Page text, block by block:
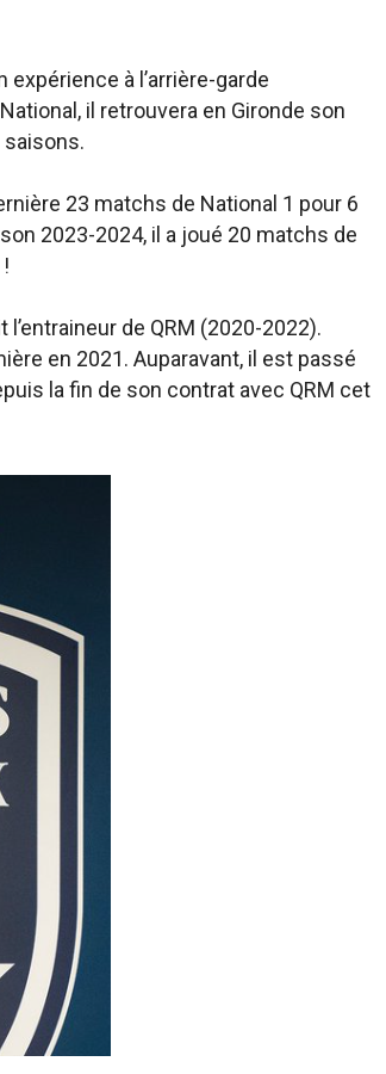
à l’arrière-garde
il retrouvera en Gironde son
saisons.
23 matchs de National 1 pour 6
2023-2024, il a joué 20 matchs de
de QRM (2020-2022).
en 2021. Auparavant, il est passé
la fin de son contrat avec QRM cet